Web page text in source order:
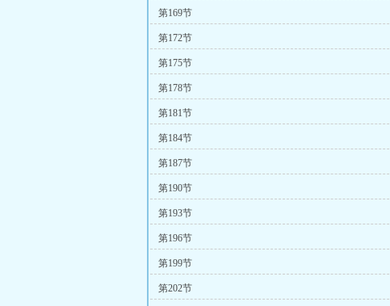
第169节
第172节
第175节
第178节
第181节
第184节
第187节
第190节
第193节
第196节
第199节
第202节